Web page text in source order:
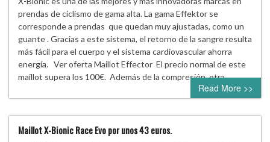
prendas de ciclismo de gama alta. La gama Effektor se
corresponde a prendas que quedan muy ajustadas, como un
guante . Gracias a este sistema, el retorno de la sangre resulta
más fácil para el cuerpo y el sistema cardiovascular ahorra
energía. Ver oferta Maillot Effector El precio normal de este
maillot supera los 100€. Además de la compresión, otra…
Read More >>
Maillot X-Bionic Race Evo por unos 43 euros.